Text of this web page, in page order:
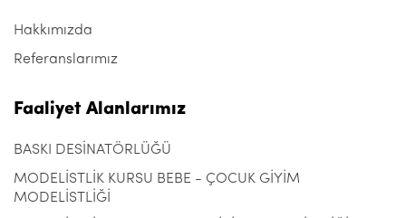
Hakkımızda
Referanslarımız
Faaliyet Alanlarımız
BASKI DESİNATÖRLÜĞÜ
MODELİSTLİK KURSU BEBE - ÇOCUK GİYİM
MODELİSTLİĞİ